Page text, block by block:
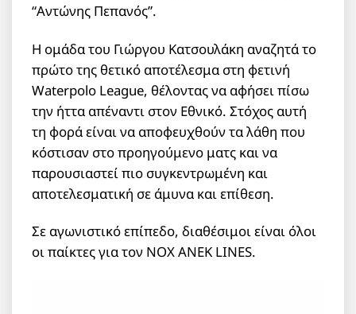
“Αντώνης Πεπανός”.
Η ομάδα του Γιώργου Κατσουλάκη αναζητά το
πρώτο της θετικό αποτέλεσμα στη φετινή
Waterpolo League, θέλοντας να αφήσει πίσω
την ήττα απέναντι στον Εθνικό. Στόχος αυτή
τη φορά είναι να αποφευχθούν τα λάθη που
κόστισαν στο προηγούμενο ματς και να
παρουσιαστεί πιο συγκεντρωμένη και
αποτελεσματική σε άμυνα και επίθεση.
Σε αγωνιστικό επίπεδο, διαθέσιμοι είναι όλοι
οι παίκτες για τον ΝΟΧ ΑΝΕΚ LINES.